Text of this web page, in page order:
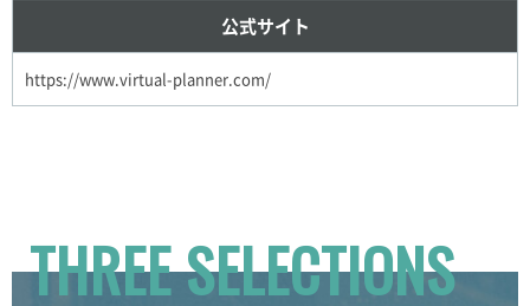
公式サイト
https://www.virtual-planner.com/
THREE SELECTIONS